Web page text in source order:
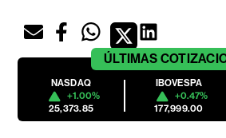
ÚLTIMAS
NASDAQ
+1.00%
25,373.85
IBOVESPA
+0.47%
177,999.00